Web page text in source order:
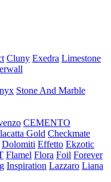
Cluny Exedra Limestone
Stone And Marble
CEMENTO
Gold Checkmate
Dolomiti Effetto Ekzotic
Flamel Flora Foil Forever
Inspiration Lazzaro Liana